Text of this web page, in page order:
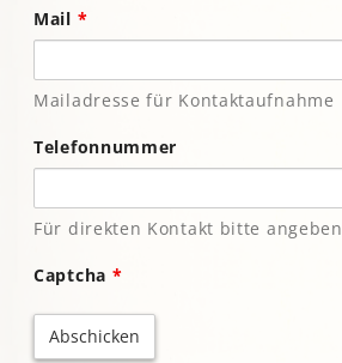
Mail *
Mailadresse für Kontaktaufnahme
Telefonnummer
Für direkten Kontakt bitte angeben
Captcha *